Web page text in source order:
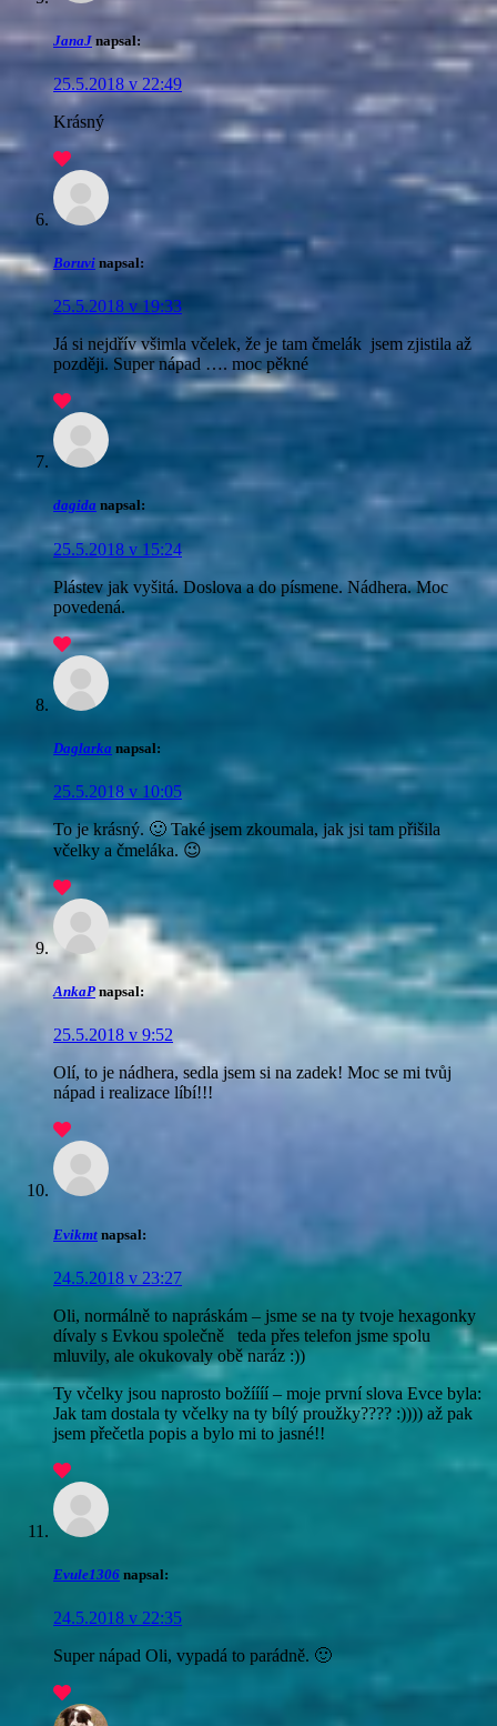
JanaJ napsal:
25.5.2018 v 22:49
Krásný
Boruvi napsal:
25.5.2018 v 19:33
Já si nejdřív všimla včelek, že je tam čmelák jsem zjistila až
později. Super nápad …. moc pěkné
dagida napsal:
25.5.2018 v 15:24
Plástev jak vyšitá. Doslova a do písmene. Nádhera. Moc
povedená.
Daglarka napsal:
25.5.2018 v 10:05
To je krásný. 🙂 Také jsem zkoumala, jak jsi tam přišila
včelky a čmeláka. 😉
AnkaP napsal:
25.5.2018 v 9:52
Olí, to je nádhera, sedla jsem si na zadek! Moc se mi tvůj
nápad i realizace líbí!!!
Evikmt napsal:
24.5.2018 v 23:27
Oli, normálně to napráskám – jsme se na ty tvoje hexagonky
dívaly s Evkou společně
teda přes telefon jsme spolu
mluvily, ale okukovaly obě naráz :))
Ty včelky jsou naprosto božíííí – moje první slova Evce byla:
Jak tam dostala ty včelky na ty bílý proužky???? :)))) až pak
jsem přečetla popis a bylo mi to jasné!!
Evule1306 napsal:
24.5.2018 v 22:35
Super nápad Oli, vypadá to parádně. 🙂